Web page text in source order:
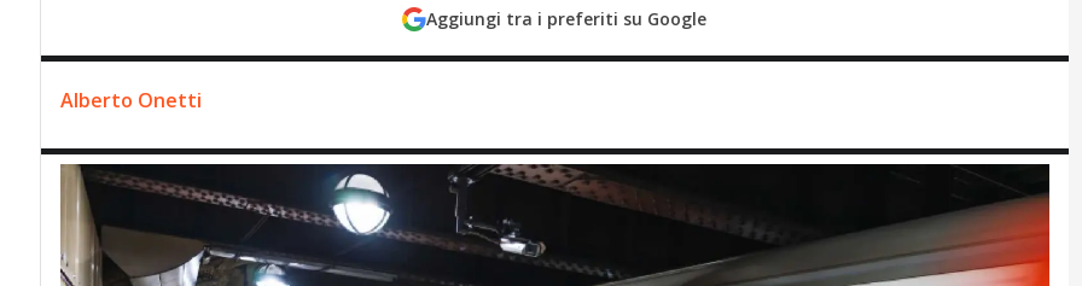
Aggiungi tra i preferiti su Google
Alberto Onetti